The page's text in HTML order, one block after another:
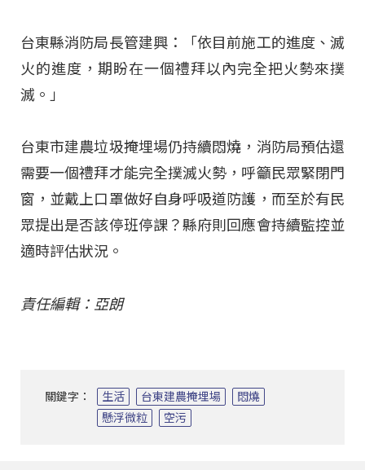
台東縣消防局長管建興：「依目前施工的進度、滅
火的進度，期盼在一個禮拜以內完全把火勢來撲
滅。」
台東市建農垃圾掩埋場仍持續悶燒，消防局預估還
需要一個禮拜才能完全撲滅火勢，呼籲民眾緊閉門
窗，並戴上口罩做好自身呼吸道防護，而至於有民
眾提出是否該停班停課？縣府則回應會持續監控並
適時評估狀況。
責任編輯：亞朗
關鍵字： 生活 台東建農掩埋場
悶燒
懸浮微粒
空污